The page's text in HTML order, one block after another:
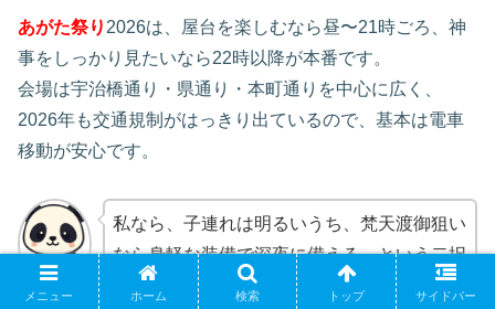
あがた祭り 2026は、屋台を楽しむなら昼〜21時ごろ、神
事をしっかり見たいなら22時以降が本番です。
会場は宇治橋通り・県通り・本町通りを中心に広く、
2026年も交通規制がはっきり出ているので、基本は電車
移動が安心です。
テンテン
私なら、子連れは明るいうち、梵天渡御狙い
なら身軽な装備で深夜に備える、という二択
で考えます。
メニュー ホーム 検索 トップ サイドバー